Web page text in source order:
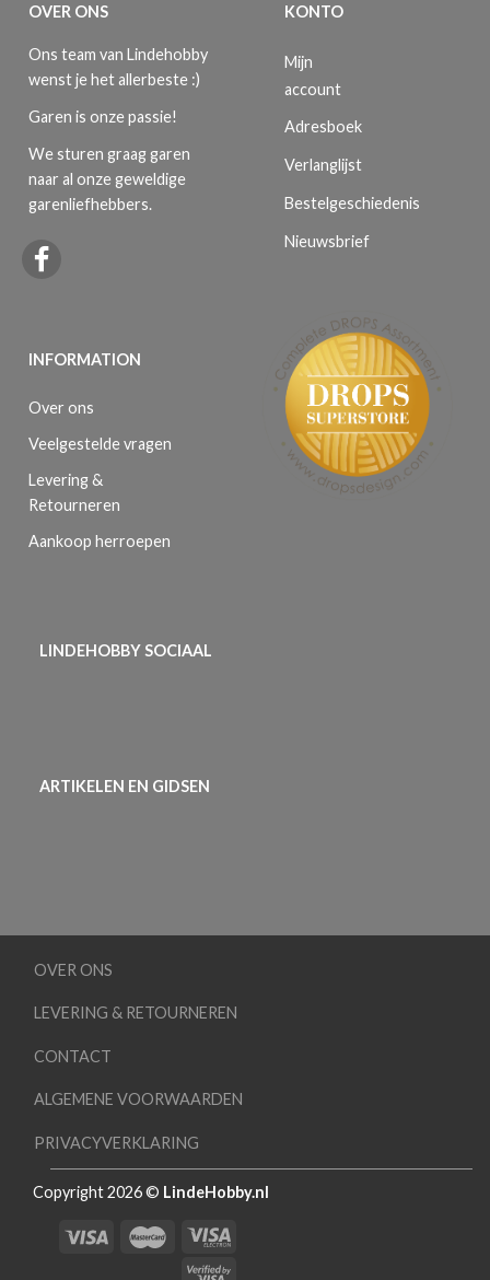
OVER ONS
Ons team van Lindehobby
wenst je het allerbeste :)
Garen is onze passie!
We sturen graag garen
naar al onze geweldige
garenliefhebbers.
INFORMATION
Over ons
Veelgestelde vragen
Levering &
Retourneren
Aankoop herroepen
KONTO
Mijn
account
Adresboek
Verlanglijst
Bestelgeschiedenis
Nieuwsbrief
LINDEHOBBY SOCIAAL
ARTIKELEN EN GIDSEN
OVER ONS
LEVERING & RETOURNEREN
CONTACT
ALGEMENE VOORWAARDEN
PRIVACYVERKLARING
Copyright 2026 © LindeHobby.nl